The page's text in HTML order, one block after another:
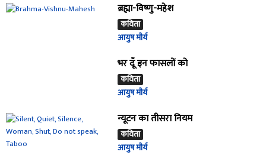
ब्रह्मा-विष्णु-महेश
कविता
आयुष मौर्य
भर दूँ इन फासलों को
कविता
आयुष मौर्य
न्यूटन का तीसरा नियम
कविता
आयुष मौर्य